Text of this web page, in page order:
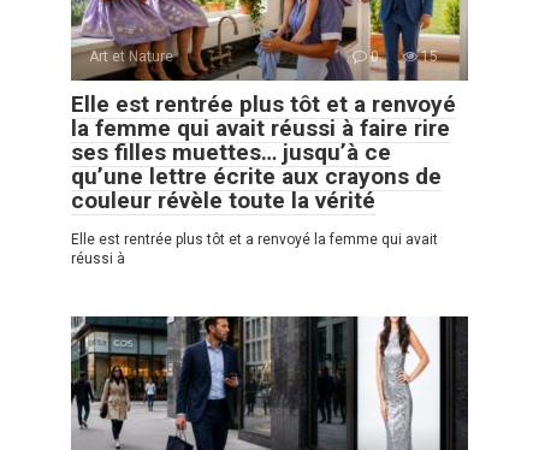
Art et Nature 0 15
Elle est rentrée plus tôt et a renvoyé
la femme qui avait réussi à faire rire
ses filles muettes… jusqu’à ce
qu’une lettre écrite aux crayons de
couleur révèle toute la vérité
Elle est rentrée plus tôt et a renvoyé la femme qui avait
réussi à